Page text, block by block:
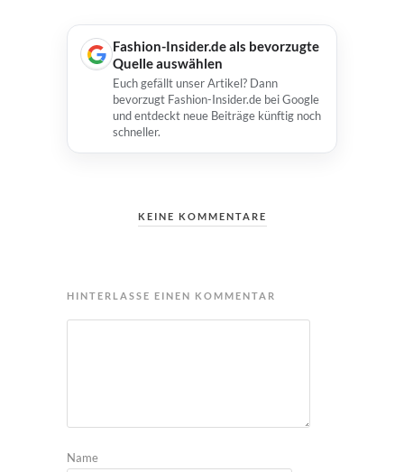
Fashion-Insider.de als bevorzugte
Quelle auswählen
Euch gefällt unser Artikel? Dann
bevorzugt Fashion-Insider.de bei Google
und entdeckt neue Beiträge künftig noch
schneller.
KEINE KOMMENTARE
HINTERLASSE EINEN KOMMENTAR
Name